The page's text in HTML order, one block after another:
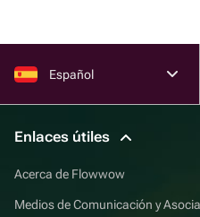
Español
Enlaces útiles
Acerca de Flowwow
Medios de Comunicación y